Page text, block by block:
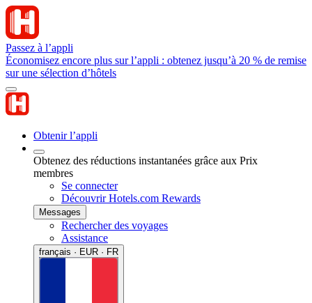
Passez à l’appli
Économisez encore plus sur l’appli : obtenez jusqu’à 20 % de remise
sur une sélection d’hôtels
Obtenir l’appli
Obtenez des réductions instantanées grâce aux Prix
membres
Se connecter
Découvrir Hotels.com Rewards
Messages
Rechercher des voyages
Assistance
français · EUR · FR